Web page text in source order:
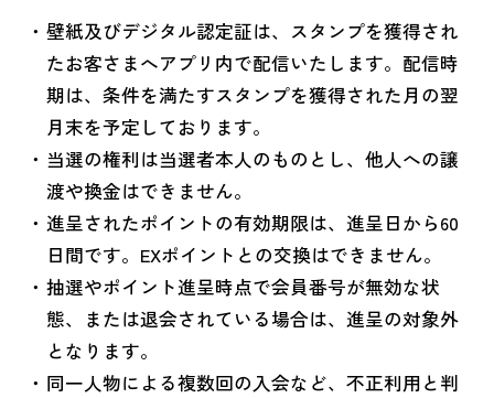
壁紙及びデジタル認定証は、スタンプを獲得され
たお客さまへアプリ内で配信いたします。配信時
期は、条件を満たすスタンプを獲得された月の翌
月末を予定しております。
当選の権利は当選者本人のものとし、他人への譲
渡や換金はできません。
進呈されたポイントの有効期限は、進呈日から60
日間です。EXポイントとの交換はできません。
抽選やポイント進呈時点で会員番号が無効な状
態、または退会されている場合は、進呈の対象外
となります。
同一人物による複数回の入会など、不正利用と判